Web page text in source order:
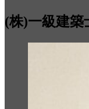
(株)一級建築